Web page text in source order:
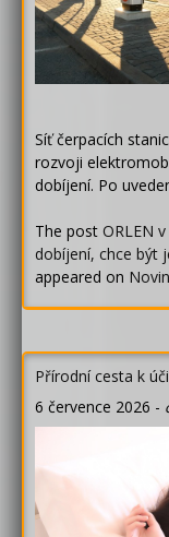
Síť čerpacích
rozvoji
dobíjení. Po
The post ORLEN
dobíjení, chce být
appeared on
Přírodní cesta k
6 července 2026 -